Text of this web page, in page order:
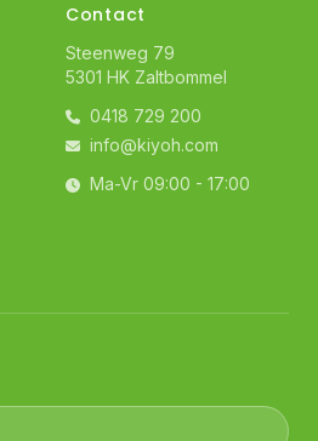
Contact
Steenweg 79
5301 HK Zaltbommel
0418 729 200
info@kiyoh.com
Ma-Vr 09:00 - 17:00